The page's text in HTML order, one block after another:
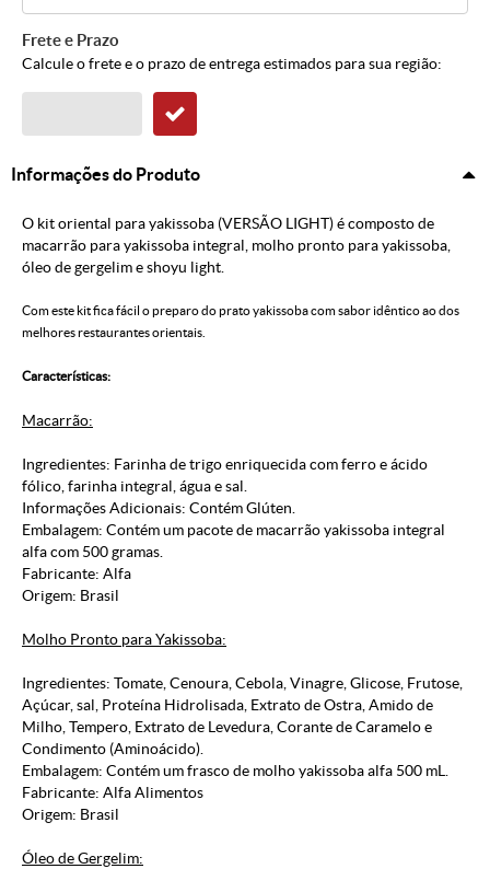
Frete e Prazo
Calcule o frete e o prazo de entrega estimados para sua região:
Informações do Produto
O kit oriental para yakissoba (VERSÃO LIGHT) é composto de
macarrão para yakissoba integral, molho pronto para yakissoba,
óleo de gergelim e shoyu light.
Com este kit fica fácil o preparo do prato yakissoba com sabor idêntico ao dos
melhores restaurantes orientais.
Características:
Macarrão:
Ingredientes: Farinha de trigo enriquecida com ferro e ácido
fólico, farinha integral, água e sal.
Informações Adicionais: Contém Glúten.
Embalagem: Contém um pacote de macarrão yakissoba integral
alfa com 500 gramas.
Fabricante: Alfa
Origem: Brasil
Molho Pronto para Yakissoba:
Ingredientes: Tomate, Cenoura, Cebola, Vinagre, Glicose, Frutose,
Açúcar, sal, Proteína Hidrolisada, Extrato de Ostra, Amido de
Milho, Tempero, Extrato de Levedura, Corante de Caramelo e
Condimento (Aminoácido).
Embalagem: Contém um frasco de molho yakissoba alfa 500 mL.
Fabricante: Alfa Alimentos
Origem: Brasil
Óleo de Gergelim: